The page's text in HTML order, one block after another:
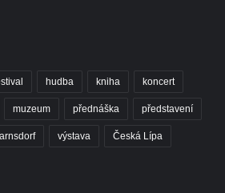
hudba kniha koncert
muzeum přednáška představení
výstava Česká Lípa